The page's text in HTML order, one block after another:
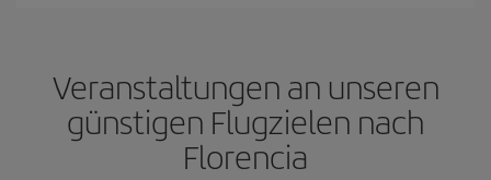
Veranstaltungen an unseren
günstigen Flugzielen nach
Florencia